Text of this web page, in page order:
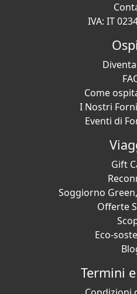
IVA: IT
Come
I Nostri
Eventi di
Gift
Soggiorno
Offerte
Eco-
Termini